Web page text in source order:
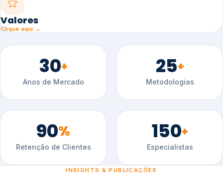
Valores
Clique aqui →
30+
Anos de Mercado
25+
Metodologias
90%
Retenção de Clientes
150+
Especialistas
INSIGHTS & PUBLICAÇÕES